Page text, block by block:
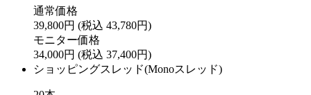
通常価格
39,800円 (税込 43,780円)
モニター価格
34,000円 (税込 37,400円)
ショッピングスレッド(Monoスレッド)